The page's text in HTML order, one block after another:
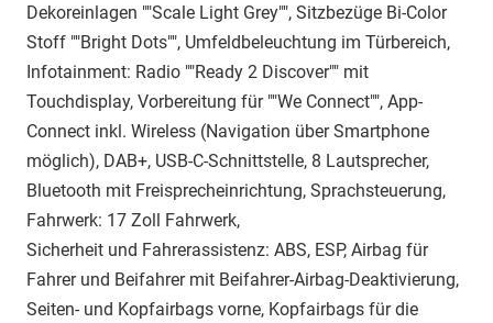
Dekoreinlagen ""Scale Light Grey"", Sitzbezüge Bi-Color
Stoff ""Bright Dots"", Umfeldbeleuchtung im Türbereich,
Infotainment: Radio ""Ready 2 Discover"" mit
Touchdisplay, Vorbereitung für ""We Connect"", App-
Connect inkl. Wireless (Navigation über Smartphone
möglich), DAB+, USB-C-Schnittstelle, 8 Lautsprecher,
Bluetooth mit Freisprecheinrichtung, Sprachsteuerung,
Fahrwerk: 17 Zoll Fahrwerk,
Sicherheit und Fahrerassistenz: ABS, ESP, Airbag für
Fahrer und Beifahrer mit Beifahrer-Airbag-Deaktivierung,
Seiten- und Kopfairbags vorne, Kopfairbags für die